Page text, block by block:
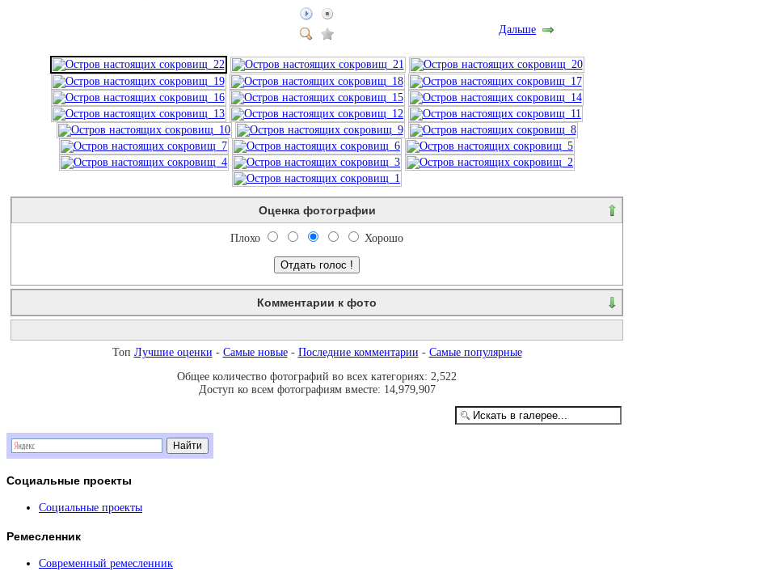
Дальше
Оценка фотографии
Плохо Хорошо
Комментарии к фото
Незарегистрированным пользователям комментарии не показываются. Пожалуйста, зарегистрируйтесь...
Топ Лучшие оценки - Самые новые- Последние комментарии - Самые популярные
Общее количество фотографий во всех категориях: 2,522
Доступ ко всем фотографиям вместе: 14,979,907
Социальные проекты
Социальные проекты
Ремесленник
Современный ремесленник